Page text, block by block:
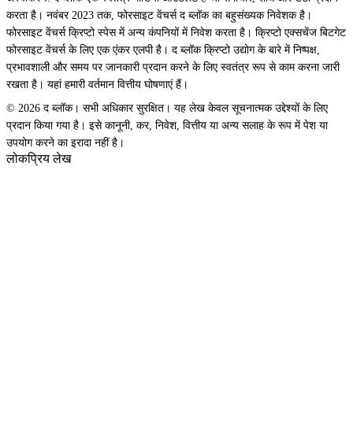
करता है। नवंबर 2023 तक, फोरसाइट वेंचर्स द ब्लॉक का बहुसंख्यक निवेशक है।
फोरसाइट वेंचर्स क्रिप्टो स्पेस में अन्य कंपनियों में निवेश करता है। क्रिप्टो एक्सचेंज बिटगेट
फोरसाइट वेंचर्स के लिए एक एंकर एलपी है। द ब्लॉक क्रिप्टो उद्योग के बारे में निष्पक्ष,
प्रभावशाली और समय पर जानकारी प्रदान करने के लिए स्वतंत्र रूप से काम करना जारी
रखता है। यहां हमारी वर्तमान वित्तीय घोषणाएं हैं।
© 2026 द ब्लॉक। सभी अधिकार सुरक्षित। यह लेख केवल सूचनात्मक उद्देश्यों के लिए
प्रदान किया गया है। इसे कानूनी, कर, निवेश, वित्तीय या अन्य सलाह के रूप में पेश या
उपयोग करने का इरादा नहीं है।
लोकप्रिय लेख